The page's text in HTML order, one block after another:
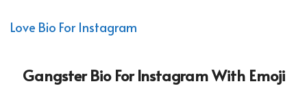
Love Bio For Instagram
Gangster Bio For Instagram With Emoji